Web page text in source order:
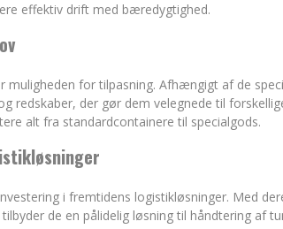
effektiv drift med bæredygtighed.
muligheden for tilpasning. Afhængigt af de
redskaber, der gør dem velegnede til
alt fra standardcontainere til specialgods.
i fremtidens logistikløsninger. Med
de en pålidelig løsning til håndtering af